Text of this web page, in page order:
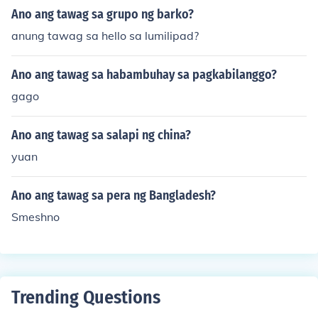
Ano ang tawag sa grupo ng barko?
anung tawag sa hello sa lumilipad?
Ano ang tawag sa habambuhay sa pagkabilanggo?
gago
Ano ang tawag sa salapi ng china?
yuan
Ano ang tawag sa pera ng Bangladesh?
Smeshno
Trending Questions